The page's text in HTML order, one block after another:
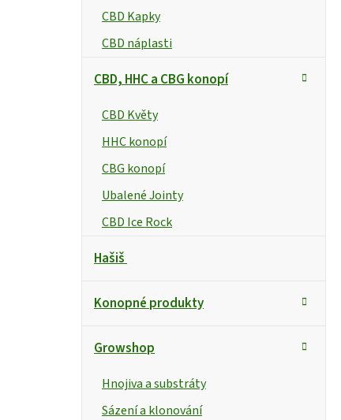
CBD Kapky
CBD náplasti
CBD, HHC a CBG konopí
CBD Květy
HHC konopí
CBG konopí
Ubalené Jointy
CBD Ice Rock
Hašiš
Konopné produkty
Growshop
Hnojiva a substráty
Sázení a klonování